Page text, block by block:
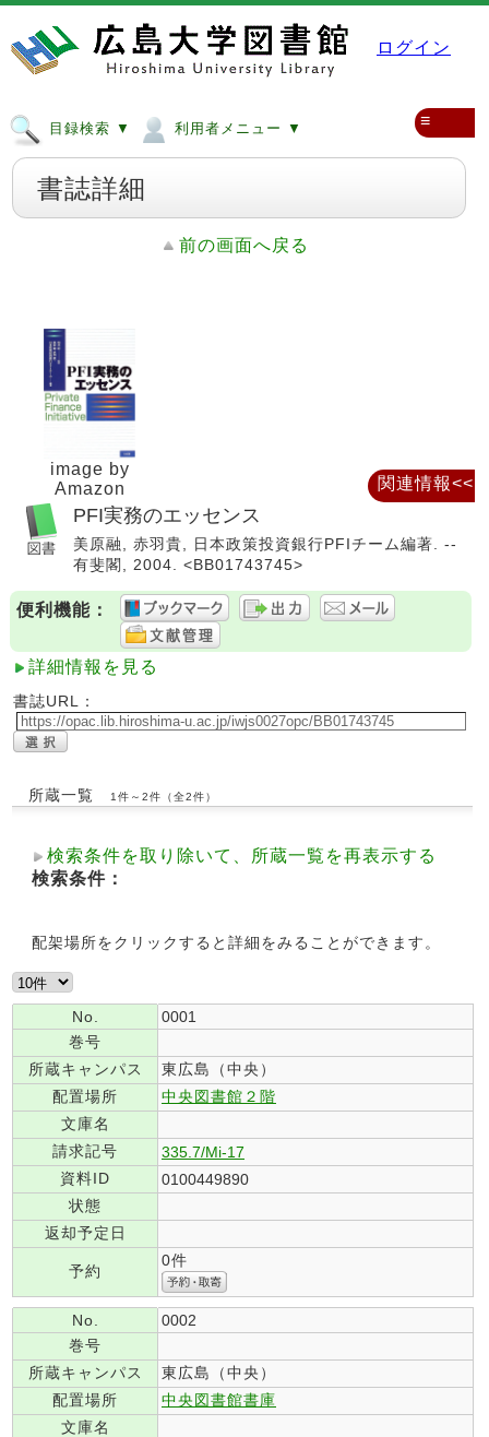
ログイン
目録検索 ▼ 利用者メニュー ▼ ≡
書誌詳細
前の画面へ戻る
image by
Amazon
PFI実務のエッセンス
美原融, 赤羽貴, 日本政策投資銀行PFIチーム編著. --
有斐閣, 2004. <BB01743745>
便利機能：
詳細情報を見る
書誌URL：
所蔵一覧 1件～2件（全2件）
検索条件を取り除いて、所蔵一覧を再表示する
検索条件：
配架場所をクリックすると詳細をみることができます。
No.
0001
巻号
所蔵キャンパス
東広島（中央）
配置場所
中央図書館２階
文庫名
請求記号
335.7/Mi-17
資料ID
0100449890
状態
返却予定日
予約
0件
No.
0002
巻号
所蔵キャンパス
東広島（中央）
配置場所
中央図書館書庫
文庫名
関連情報<<